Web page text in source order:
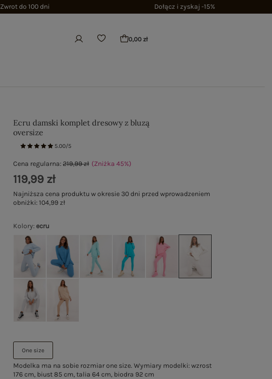
Zwrot do 100 dni Dołącz i zyskaj -15%
0,00 zł
Ecru damski komplet dresowy z bluzą
oversize
5.00/5
Kolory: ecru
One size
Modelka ma na sobie rozmiar one size. Wymiary modelki: wzrost
176 cm, biust 85 cm, talia 64 cm, biodra 92 cm
Cena regularna:219,99 zł (Zniżka45%)
119,99 zł
Najniższa cena produktu w okresie 30 dni przed wprowadzeniem
obniżki:104,99 zł